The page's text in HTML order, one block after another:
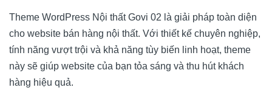
Theme WordPress Nội thất Govi 02 là giải pháp toàn diện
cho website bán hàng nội thất. Với thiết kế chuyên nghiệp,
tính năng vượt trội và khả năng tùy biến linh hoạt, theme
này sẽ giúp website của bạn tỏa sáng và thu hút khách
hàng hiệu quả.